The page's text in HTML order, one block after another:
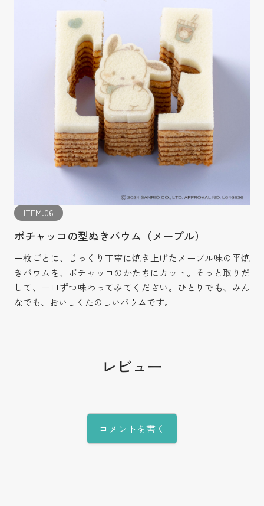
ITEM.06
ポチャッコの型ぬきバウム（メープル）
一枚ごとに、じっくり丁寧に焼き上げたメープル味の平焼
きバウムを、ポチャッコのかたちにカット。そっと取りだ
して、一口ずつ味わってみてください。ひとりでも、みん
なでも、おいしくたのしいバウムです。
レビュー
コメントを書く